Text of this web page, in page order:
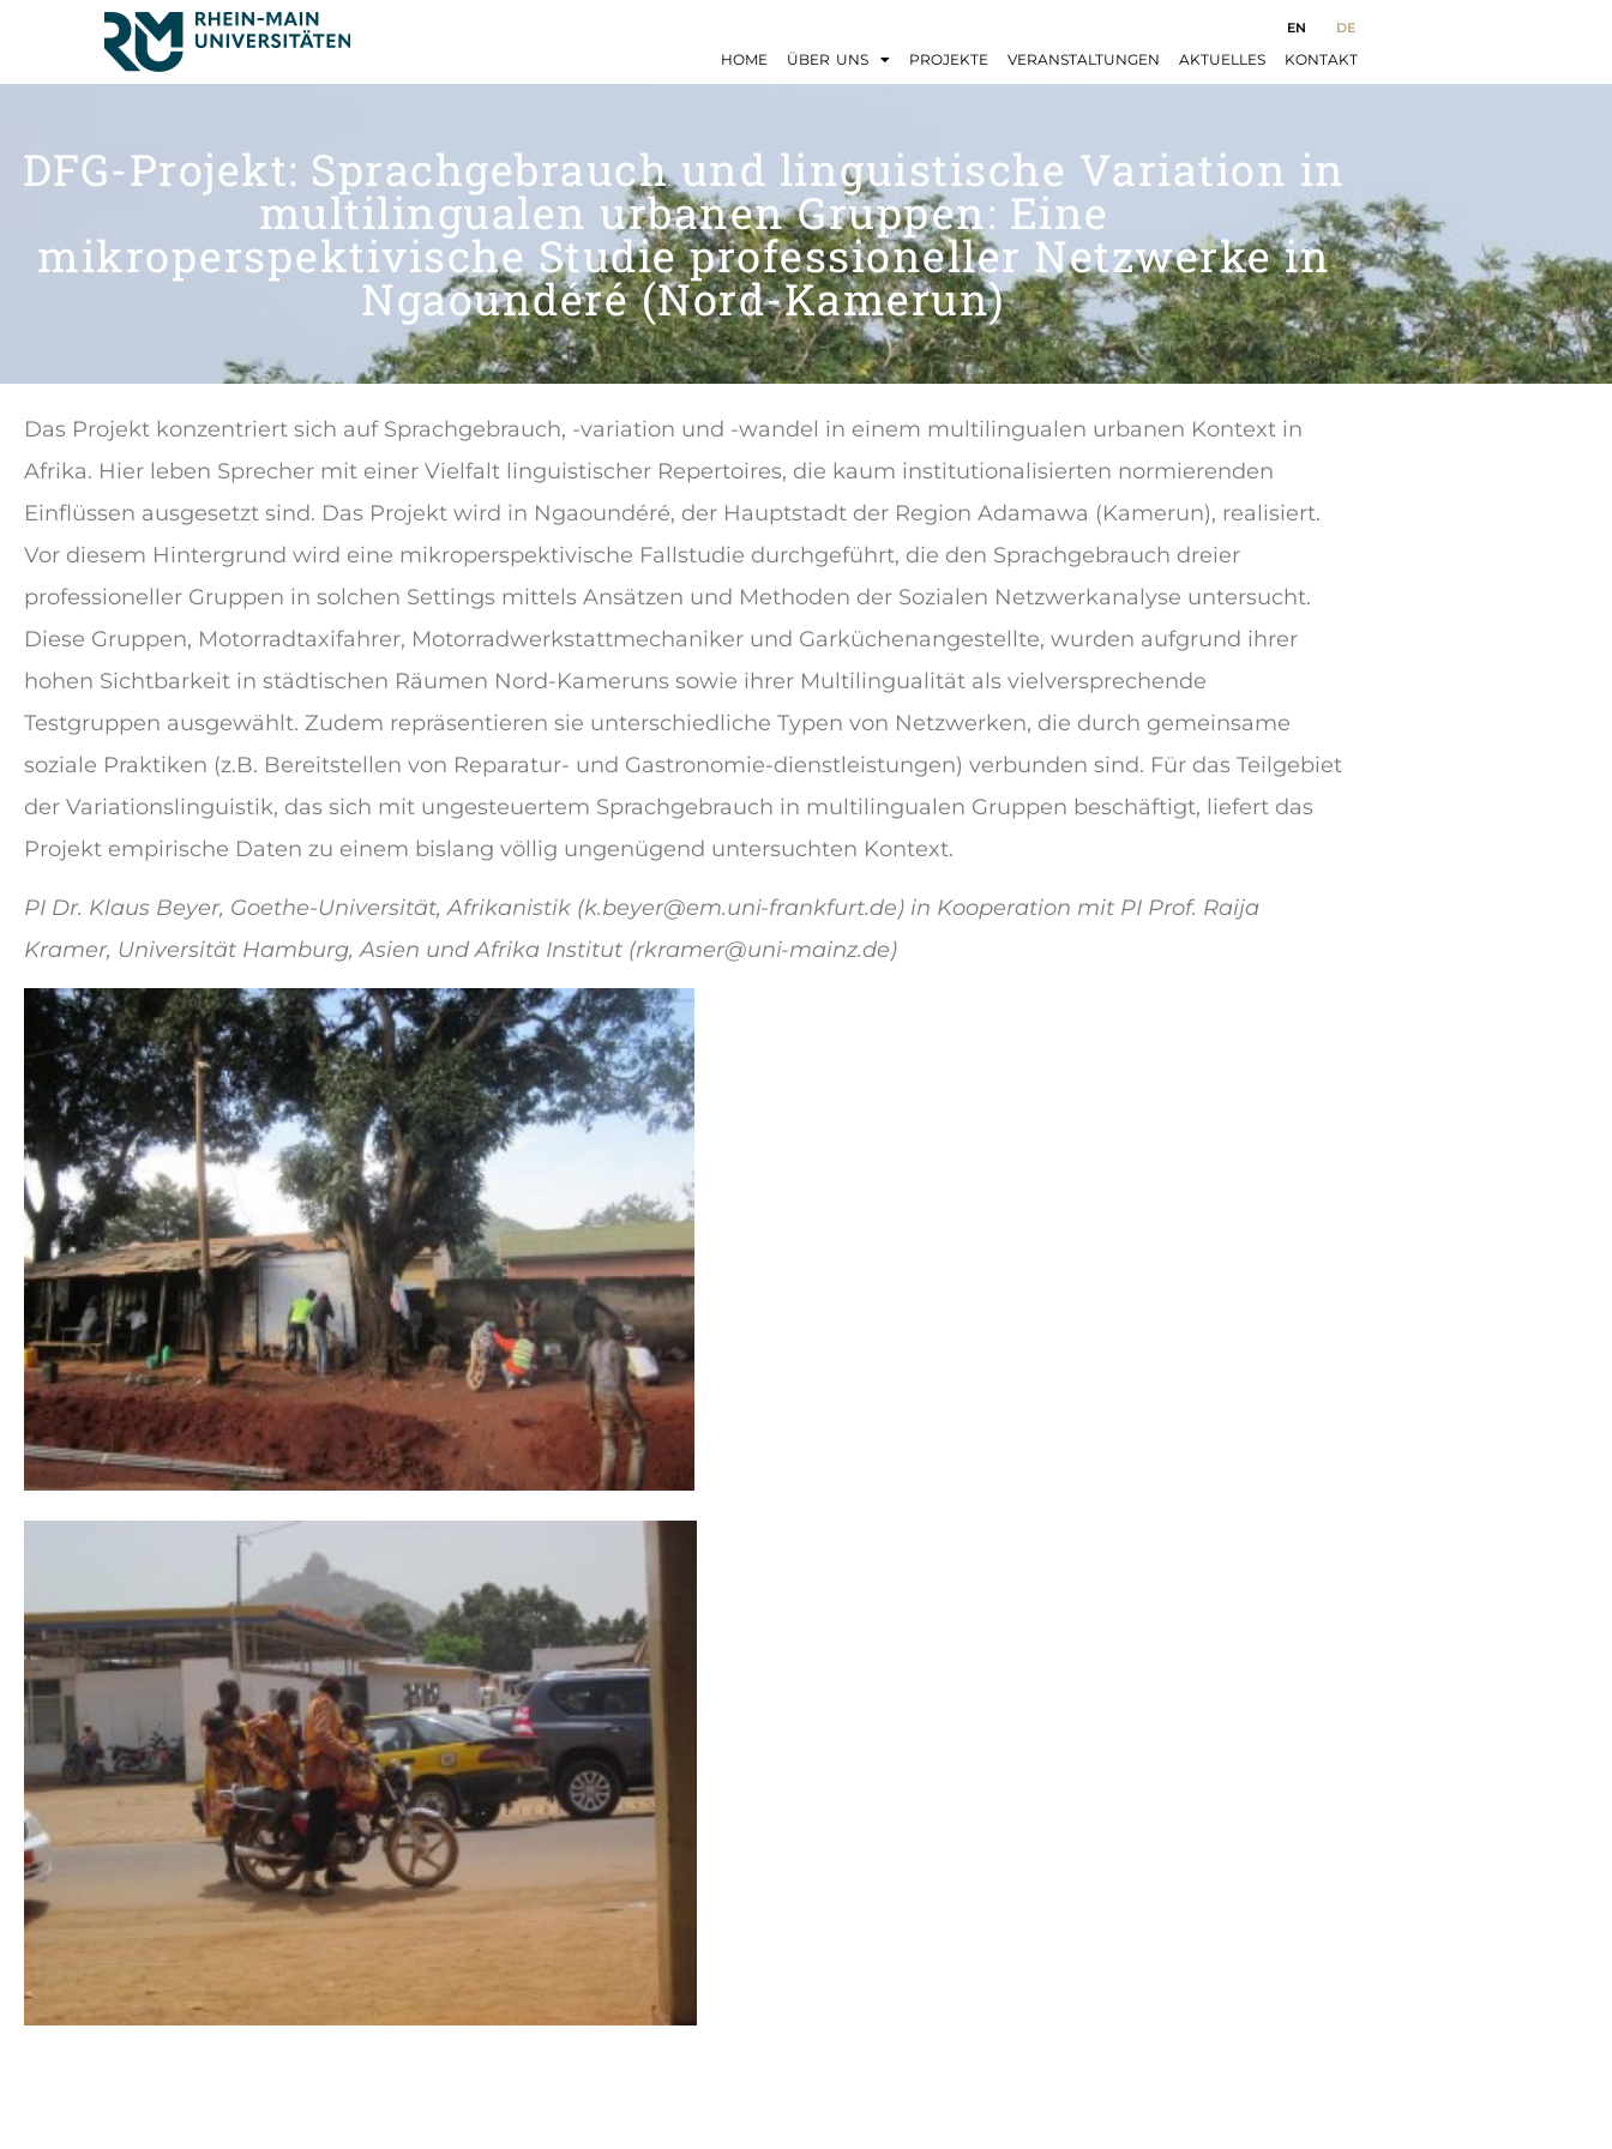
EN DE
HOME ÜBER UNS PROJEKTE VERANSTALTUNGEN AKTUELLES KONTAKT
DFG-Projekt: Sprachgebrauch und linguistische Variation in
multilingualen urbanen Gruppen: Eine
mikroperspektivische Studie professioneller Netzwerke in
Ngaoundéré (Nord-Kamerun)
Das Projekt konzentriert sich auf Sprachgebrauch, -variation und -wandel in einem multilingualen urbanen Kontext in
Afrika. Hier leben Sprecher mit einer Vielfalt linguistischer Repertoires, die kaum institutionalisierten normierenden
Einflüssen ausgesetzt sind. Das Projekt wird in Ngaoundéré, der Hauptstadt der Region Adamawa (Kamerun), realisiert.
Vor diesem Hintergrund wird eine mikroperspektivische Fallstudie durchgeführt, die den Sprachgebrauch dreier
professioneller Gruppen in solchen Settings mittels Ansätzen und Methoden der Sozialen Netzwerkanalyse untersucht.
Diese Gruppen, Motorradtaxifahrer, Motorradwerkstattmechaniker und Garküchenangestellte, wurden aufgrund ihrer
hohen Sichtbarkeit in städtischen Räumen Nord-Kameruns sowie ihrer Multilingualität als vielversprechende
Testgruppen ausgewählt. Zudem repräsentieren sie unterschiedliche Typen von Netzwerken, die durch gemeinsame
soziale Praktiken (z.B. Bereitstellen von Reparatur- und Gastronomie-dienstleistungen) verbunden sind. Für das Teilgebiet
der Variationslinguistik, das sich mit ungesteuertem Sprachgebrauch in multilingualen Gruppen beschäftigt, liefert das
Projekt empirische Daten zu einem bislang völlig ungenügend untersuchten Kontext.
PI Dr. Klaus Beyer, Goethe-Universität, Afrikanistik (k.beyer@em.uni-frankfurt.de) in Kooperation mit PI Prof. Raija
Kramer, Universität Hamburg, Asien und Afrika Institut (rkramer@uni-mainz.de)